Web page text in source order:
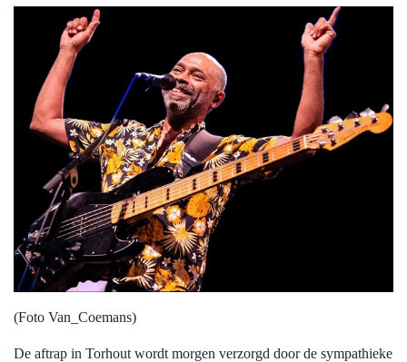
(Foto Van_Coemans)
De aftrap in Torhout wordt morgen verzorgd door de sympathieke